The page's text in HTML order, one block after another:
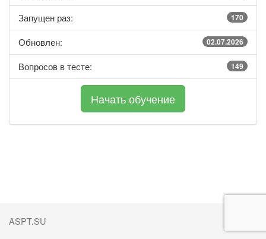
Запущен раз: 170
Обновлен: 02.07.2026
Вопросов в тесте: 149
ASPT.SU